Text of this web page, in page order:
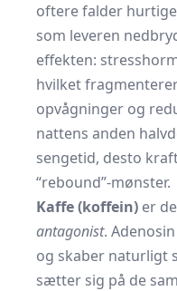
oftere falder
som leveren
effekten:
hvilket
opvågninger og
nattens anden
sengetid, desto
“rebound”-mønster.
Kaffe (koffein) er
antagonist.
og skaber naturligt
sætter sig på de